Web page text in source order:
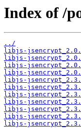
Index of /
../
libjs-
libjs-
libjs-
libjs-
libjs-
libjs-
libjs-
libjs-
libjs-
libjs-
libjs-